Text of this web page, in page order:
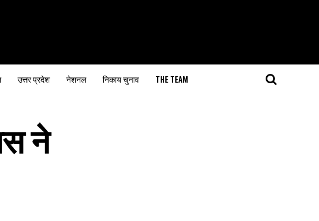
उत्तर प्रदेश नेशनल निकाय चुनाव THE TEAM
ने